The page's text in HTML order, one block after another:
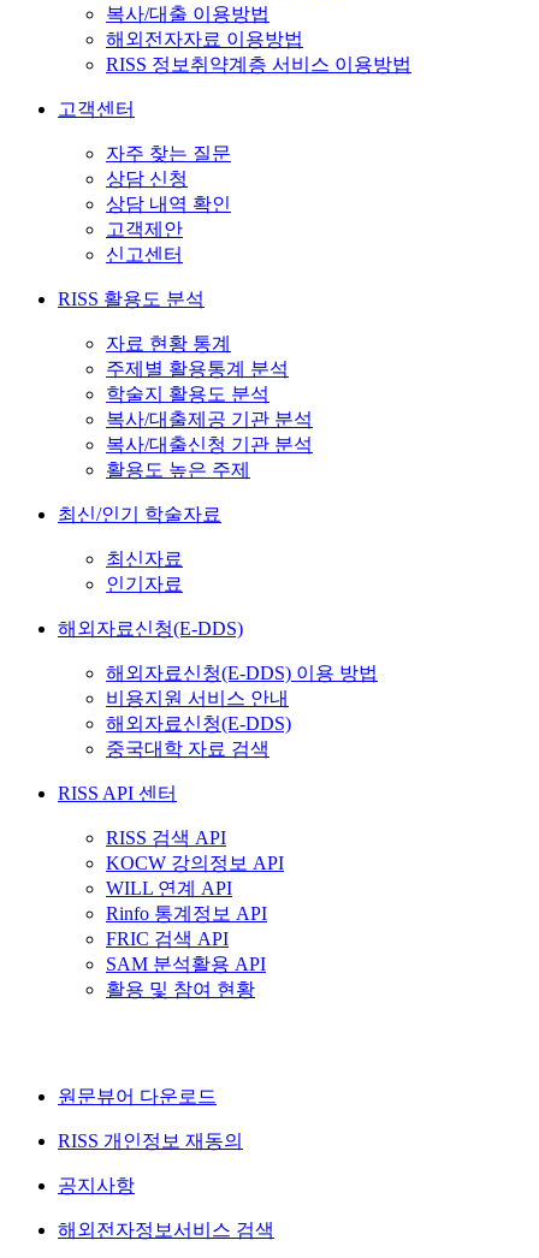
복사/대출 이용방법
해외전자자료 이용방법
RISS 정보취약계층 서비스 이용방법
고객센터
자주 찾는 질문
상담 신청
상담 내역 확인
고객제안
신고센터
RISS 활용도 분석
자료 현황 통계
주제별 활용통계 분석
학술지 활용도 분석
복사/대출제공 기관 분석
복사/대출신청 기관 분석
활용도 높은 주제
최신/인기 학술자료
최신자료
인기자료
해외자료신청(E-DDS)
해외자료신청(E-DDS) 이용 방법
비용지원 서비스 안내
해외자료신청(E-DDS)
중국대학 자료 검색
RISS API 센터
RISS 검색 API
KOCW 강의정보 API
WILL 연계 API
Rinfo 통계정보 API
FRIC 검색 API
SAM 분석활용 API
활용 및 참여 현황
원문뷰어 다운로드
RISS 개인정보 재동의
공지사항
해외전자정보서비스 검색